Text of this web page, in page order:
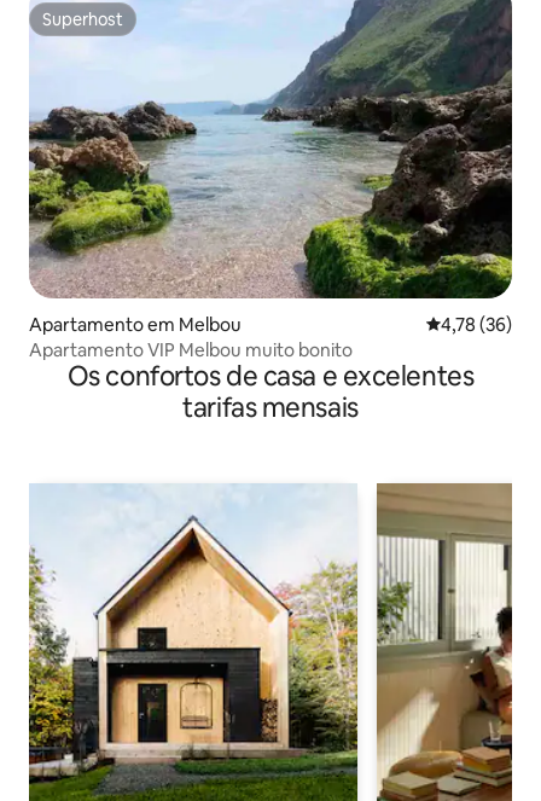
Superhost
Superhost
Apartamento em Melbou Classificação
4,78 (36)
Apartamento VIP Melbou muito bonito
Os confortos de casa e excelentes
tarifas mensais